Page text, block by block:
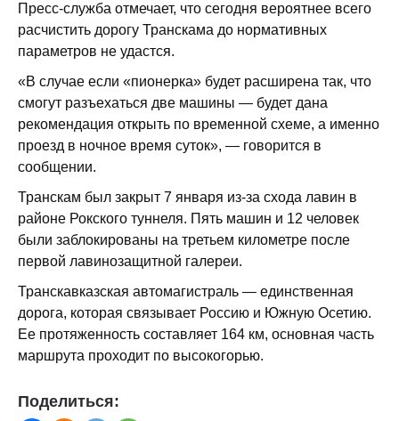
Пресс-служба отмечает, что сегодня вероятнее всего
расчистить дорогу Транскама до нормативных
параметров не удастся.
«В случае если «пионерка» будет расширена так, что
смогут разъехаться две машины — будет дана
рекомендация открыть по временной схеме, а именно
проезд в ночное время суток», — говорится в
сообщении.
Транскам был закрыт 7 января из-за схода лавин в
районе Рокского туннеля. Пять машин и 12 человек
были заблокированы на третьем километре после
первой лавинозащитной галереи.
Транскавказская автомагистраль — единственная
дорога, которая связывает Россию и Южную Осетию.
Ее протяженность составляет 164 км, основная часть
маршрута проходит по высокогорью.
Поделиться: